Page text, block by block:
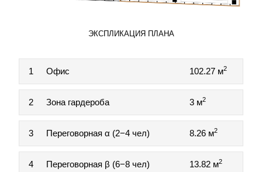
ЭКСПЛИКАЦИЯ ПЛАНА
1 Офис 102.27 м2
2 Зона гардероба 3 м2
3 Переговорная α (2−4 чел) 8.26 м2
4 Переговорная β (6−8 чел) 13.82 м2